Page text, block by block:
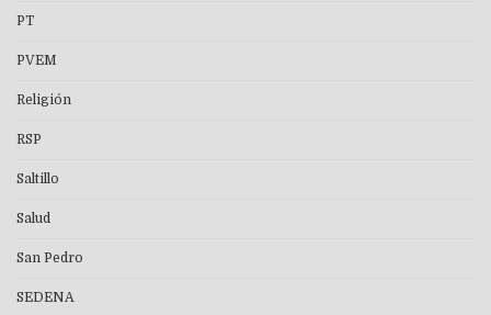
PT
PVEM
Religión
RSP
Saltillo
Salud
San Pedro
SEDENA